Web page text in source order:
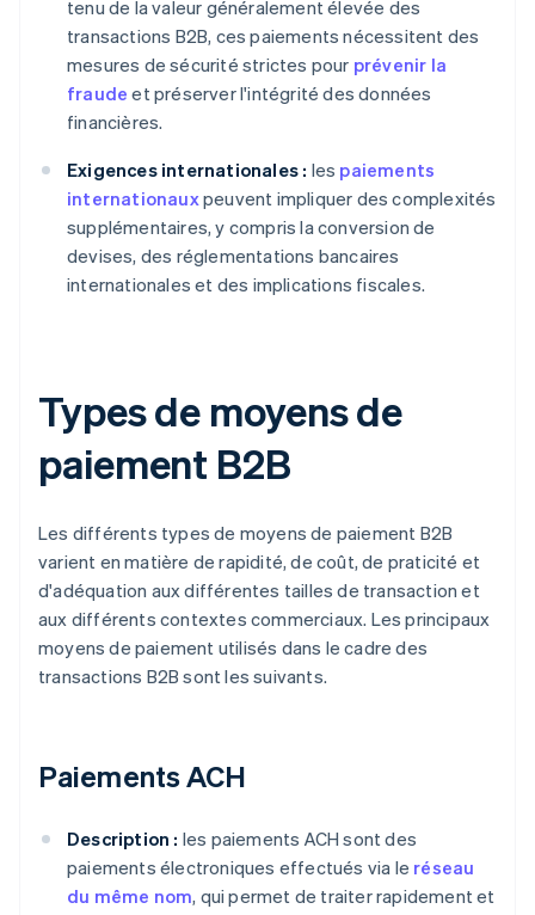
tenu de la valeur généralement élevée des
transactions B2B, ces paiements nécessitent des
mesures de sécurité strictes pour prévenir la
fraude et préserver l'intégrité des données
financières.
Exigences internationales : les paiements
internationauxpeuvent impliquer des complexités
supplémentaires, y compris la conversion de
devises, des réglementations bancaires
internationales et des implications fiscales.
Types de moyens de
paiement B2B
Les différents types de moyens de paiement B2B
varient en matière de rapidité, de coût, de praticité et
d'adéquation aux différentes tailles de transaction et
aux différents contextes commerciaux. Les principaux
moyens de paiement utilisés dans le cadre des
transactions B2B sont les suivants.
Paiements ACH
Description : les paiements ACH sont des
paiements électroniques effectués via le réseau
du même nom, qui permet de traiter rapidement et